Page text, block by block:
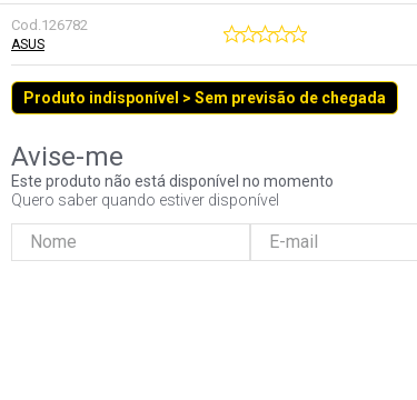
Cod.126782
ASUS
Produto indisponível > Sem previsão de chegada
Este produto não está disponível no momento
Quero saber quando estiver disponível